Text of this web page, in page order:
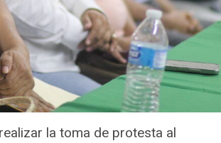
la toma de protesta al